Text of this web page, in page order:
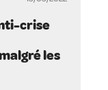
crise
les